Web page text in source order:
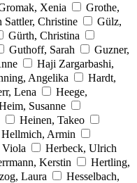
Xenia
Grothe,
Sattler, Christine
Gülz,
Gürth, Christina
Guthoff, Sarah
Guzner,
Haji Zargarbashi,
Angelika
Hardt,
Lena
Heege,
Susanne
Heinen, Takeo
Hellmich, Armin
Herbeck, Ulrich
Kerstin
Hertling,
Laura
Hesselbach,